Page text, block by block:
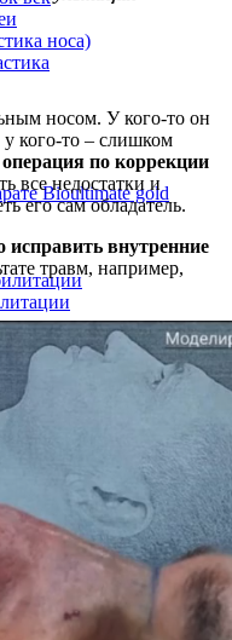
носа)
Bioultimate gold
носом. У кого-то он
кого-то – слишком
по коррекции
все недостатки и
его сам обладатель.
исправить внутренние
травм, например,